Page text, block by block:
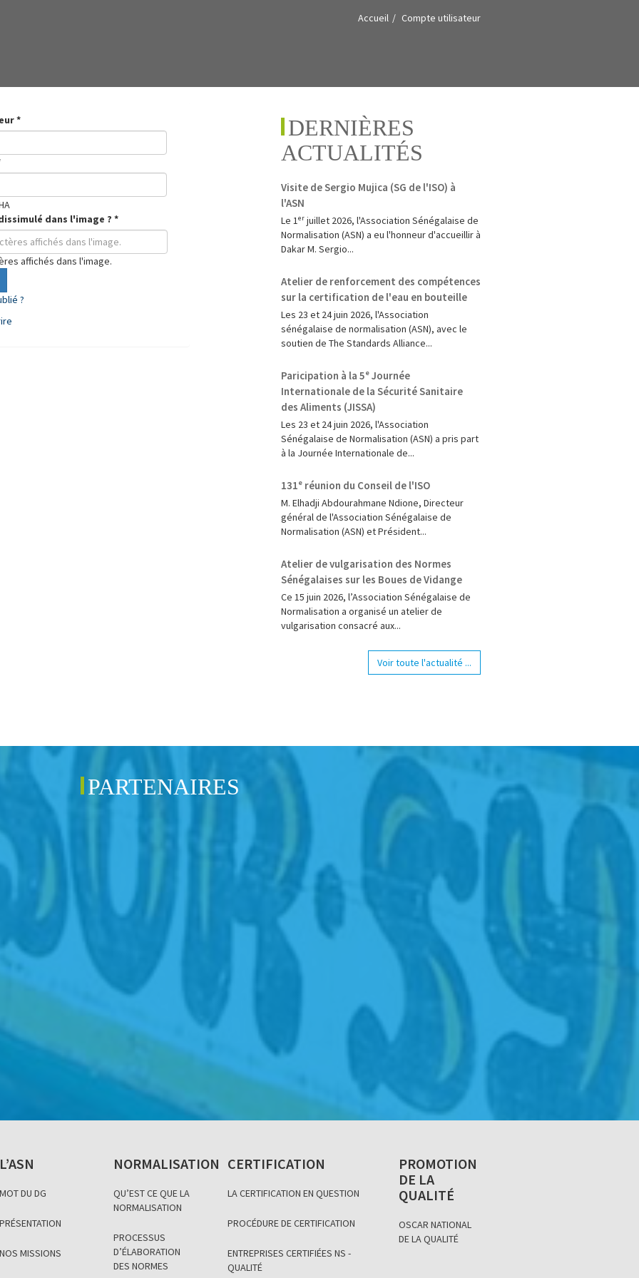
Accueil Compte utilisateur
*
dans l'image ?*
affichés dans l'image.
?
DERNIÈRES
ACTUALITÉS
Visite de Sergio Mujica (SG de l'ISO) à
l'ASN
Le 1ᵉʳ juillet 2026, l'Association Sénégalaise de
Normalisation (ASN) a eu l'honneur d'accueillir à
Dakar M. Sergio...
Atelier de renforcement des compétences
sur la certification de l'eau en bouteille
Les 23 et 24 juin 2026, l'Association
sénégalaise de normalisation (ASN), avec le
soutien de The Standards Alliance...
Paricipation à la 5ᵉ Journée
Internationale de la Sécurité Sanitaire
des Aliments (JISSA)
‎Les 23 et 24 juin 2026, l'Association
Sénégalaise de Normalisation (ASN) a pris part
à la Journée Internationale de...
131ᵉ réunion du Conseil de l'ISO
M. Elhadji Abdourahmane Ndione, Directeur
général de l'Association Sénégalaise de
Normalisation (ASN) et Président...
Atelier de vulgarisation des Normes
Sénégalaises sur les Boues de Vidange
Ce 15 juin 2026, l’Association Sénégalaise de
Normalisation a organisé un atelier de
vulgarisation consacré aux...
Voir toute l'actualité ...
PARTENAIRES
L’ASN
MOT DU DG
PRÉSENTATION
NOS MISSIONS
NORMALISATION
QU’EST CE QUE LA
NORMALISATION
PROCESSUS
D’ÉLABORATION
DES NORMES
CERTIFICATION
LA CERTIFICATION EN QUESTION
PROCÉDURE DE CERTIFICATION
ENTREPRISES CERTIFIÉES NS -
QUALITÉ
PROMOTION
DE LA
QUALITÉ
OSCAR NATIONAL
DE LA QUALITÉ